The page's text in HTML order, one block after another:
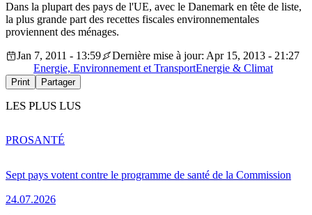
Dans la plupart des pays de l'UE, avec le Danemark en tête de liste,
la plus grande part des recettes fiscales environnementales
proviennent des ménages.
Jan 7, 2011 - 13:59
Dernière mise à jour: Apr 15, 2013 - 21:27
Energie, Environnement et TransportEnergie & Climat
Print Partager
LES PLUS LUS
Sept pays votent contre le programme de santé de la Commission
24.07.2026
PROSANTÉ